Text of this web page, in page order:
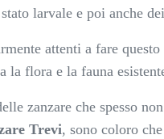
larvale e poi anche
attenti a fare
flora e la fauna
zanzare che spesso
Trevi, sono coloro